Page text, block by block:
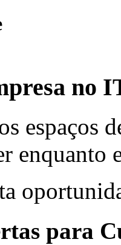
no
espaços
enquanto
para